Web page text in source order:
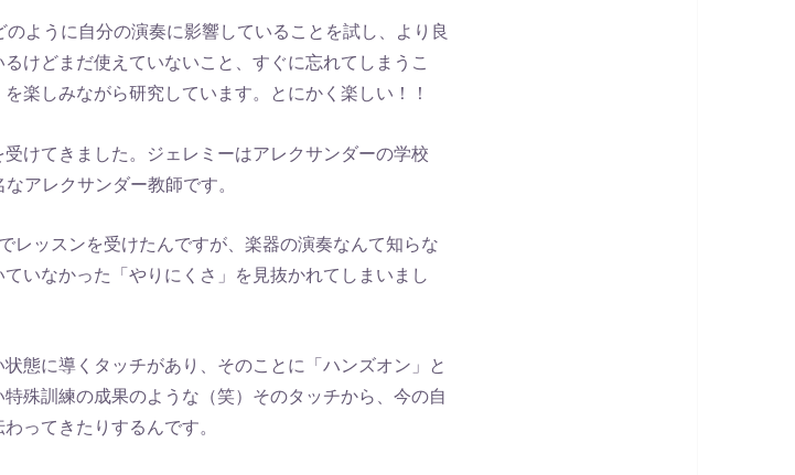
ように自分の演奏に影響していることを試し、より良
けどまだ使えていないこと、すぐに忘れてしまうこ
楽しみながら研究しています。とにかく楽しい！！
けてきました。ジェレミーはアレクサンダーの学校
アレクサンダー教師です。
レッスンを受けたんですが、楽器の演奏なんて知らな
いなかった「やりにくさ」を見抜かれてしまいまし
態に導くタッチがあり、そのことに「ハンズオン」と
殊訓練の成果のような（笑）そのタッチから、今の自
ってきたりするんです。